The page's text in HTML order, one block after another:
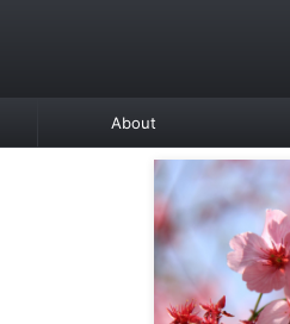
About